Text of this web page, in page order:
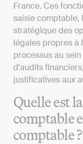
France. Ces
saisie comptable,
stratégique des
légales propres à
processus au
d'audits
justificatives aux
Quelle est
comptable
comptable ?